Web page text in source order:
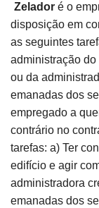
Zelador é o
disposição em
as seguintes
administração
ou da
emanadas dos
empregado a
contrário no
tarefas: a) Ter
edifício e agir
administradora
emanadas dos